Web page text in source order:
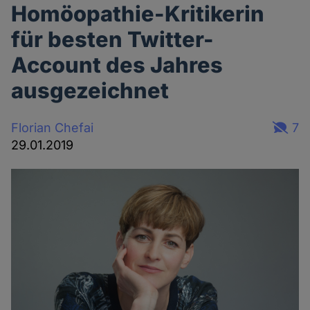
Homöopathie-Kritikerin
für besten Twitter-
Account des Jahres
ausgezeichnet
Florian Chefai
29.01.2019
7